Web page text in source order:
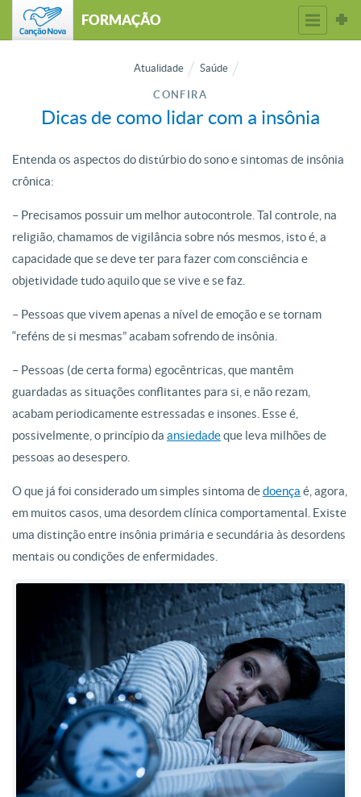
FORMAÇÃO
Atualidade Saúde
CONFIRA
Dicas de como lidar com a insônia
Entenda os aspectos do distúrbio do sono e sintomas de insônia
crônica:
– Precisamos possuir um melhor autocontrole. Tal controle, na
religião, chamamos de vigilância sobre nós mesmos, isto é, a
capacidade que se deve ter para fazer com consciência e
objetividade tudo aquilo que se vive e se faz.
– Pessoas que vivem apenas a nível de emoção e se tornam
“reféns de si mesmas” acabam sofrendo de insônia.
– Pessoas (de certa forma) egocêntricas, que mantêm
guardadas as situações conflitantes para si, e não rezam,
acabam periodicamente estressadas e insones. Esse é,
possivelmente, o princípio da ansiedadeque leva milhões de
pessoas ao desespero.
O que já foi considerado um simples sintoma dedoença é, agora,
em muitos casos, uma desordem clínica comportamental. Existe
uma distinção entre insônia primária e secundária às desordens
mentais ou condições de enfermidades.